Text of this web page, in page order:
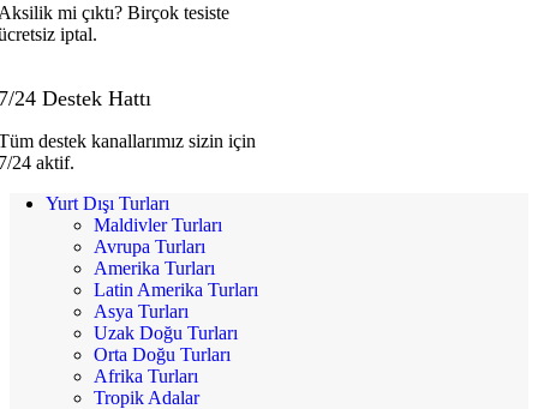
mi çıktı? Birçok tesiste
iptal.
24 Destek Hattı
destek kanallarımız sizin için
24 aktif.
Yurt Dışı Turları
Maldivler Turları
Avrupa Turları
Amerika Turları
Latin Amerika Turları
Asya Turları
Uzak Doğu Turları
Orta Doğu Turları
Afrika Turları
Tropik Adalar